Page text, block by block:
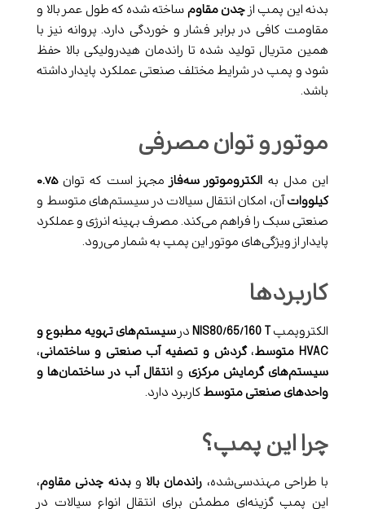
بدنه این پمپ ازچدن مقاومساخته شده که طول عمر بالا و
مقاومت کافی در برابر فشار و خوردگی دارد. پروانه نیز با
همین متریال تولید شده تا راندمان هیدرولیکی بالا حفظ
شود و پمپ در شرایط مختلف صنعتی عملکرد پایدار داشته
باشد.
موتور و توان مصرفی
این مدل به الکتروموتور سه‌فازمجهز است که توان۰.۷۵
کیلوواتآن، امکان انتقال سیالات در سیستم‌های متوسط و
صنعتی سبک را فراهم می‌کند. مصرف بهینه انرژی و عملکرد
پایدار از ویژگی‌های موتور این پمپ به شمار می‌رود.
کاربردها
الکتروپمپNIS80/65/160 Tدرسیستم‌های تهویه مطبوع و
HVAC متوسط
،گردش و تصفیه آب صنعتی و ساختمانی،
سیستم‌های گرمایش مرکزی و انتقال آب در ساختمان‌ها و
واحدهای صنعتی متوسطکاربرد دارد.
چرا این پمپ؟
با طراحی مهندسی‌شده، راندمان بالا وبدنه چدنی مقاوم،
این پمپ گزینه‌ای مطمئن برای انتقال انواع سیالات در